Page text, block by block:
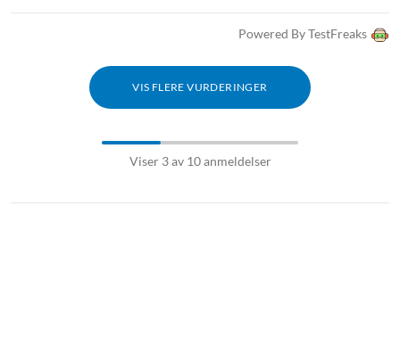
Powered By TestFreaks
VIS FLERE VURDERINGER
Viser 3 av 10 anmeldelser